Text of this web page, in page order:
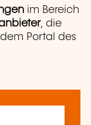
im Bereich
, die
Portal des